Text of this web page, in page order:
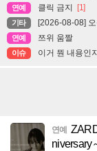
연예 클릭 금지 [1]
기타 [2026-08-08]
연예 쯔위 움짤
이슈 이거 뭔 내용인
연예
niversary